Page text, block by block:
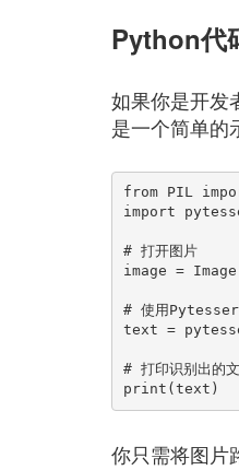
Python代
如果你是开发
是一个简单的
from PIL
import
# 打开图片
image =
# 使用
text =
# 打印识别出的
print(text)
你只需将图片